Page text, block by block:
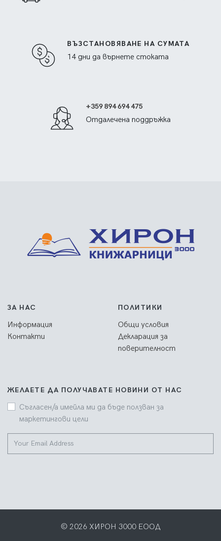
ВЪЗСТАНОВЯВАНЕ НА СУМАТА
14 дни да върнете стоката
+359 894 694 475
Отдалечена поддръжка
ЗА НАС
Информация
Контакти
ПОЛИТИКИ
Общи условия
Декларация за
поверителност
ЖЕЛАЕТЕ ДА ПОЛУЧАВАТЕ НОВИНИ ОТ НАС
Съгласен/а имейла ми да бъде ползван за
маркетингови цели
© 2026 ХИРОН 3000 ЕООД